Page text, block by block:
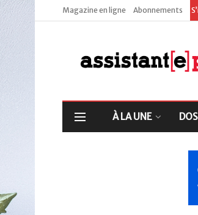
Magazine en ligne Abonnements
À LA UNE